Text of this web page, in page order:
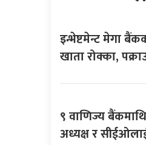
इन्भेष्टमेन्ट मेगा
खाता रोक्का,
९ वाणिज्य बैंकमाथि
अध्यक्ष र